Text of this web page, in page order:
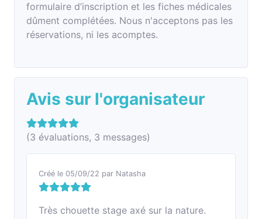
formulaire d’inscription et les fiches médicales
dûment complétées. Nous n'acceptons pas les
réservations, ni les acomptes.
Avis sur l'organisateur
(3 évaluations, 3 messages)
Créé le 05/09/22 par Natasha
Très chouette stage axé sur la nature.